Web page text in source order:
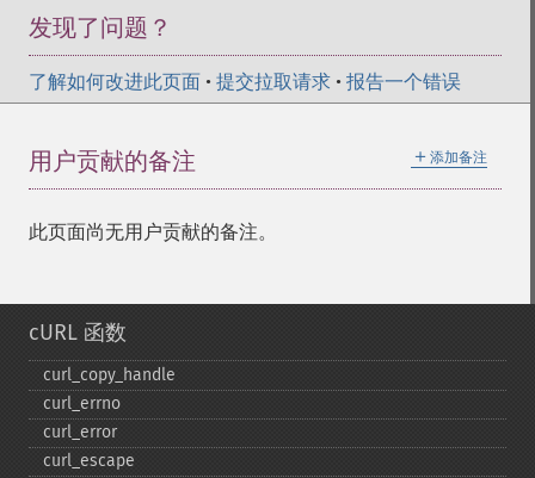
发现了问题？
了解如何改进此页面 • 提交拉取请求 • 报告一个错误
＋ 添加备注
用户贡献的备注
此页面尚无用户贡献的备注。
cURL 函数
curl_​copy_​handle
curl_​errno
curl_​error
curl_​escape